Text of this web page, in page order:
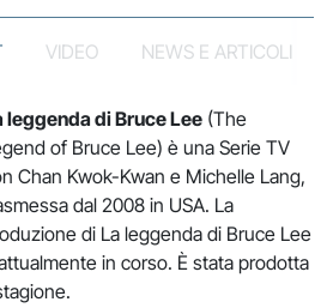
VIDEO NEWS E ARTICOLI
leggenda di Bruce Lee(The
of Bruce Lee) è una Serie TV
Chan Kwok-Kwan e Michelle Lang,
dal 2008 in USA. La
di La leggenda di Bruce Lee
in corso. È stata prodotta